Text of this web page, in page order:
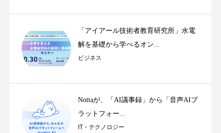
「アイアール技術者教育研究所」水電
解を基礎から学べるオン...
ビジネス
Nottaが、「AI議事録」から「音声AIプ
ラットフォー...
IT・テクノロジー